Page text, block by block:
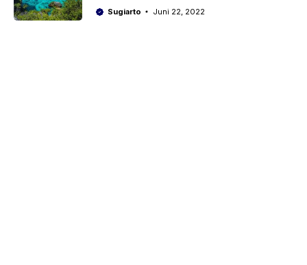
Sugiarto Juni 22, 2022